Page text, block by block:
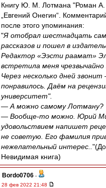
Книгу Ю. М. Лотмана "Роман
„Евгений Онегин“.
после этого упоминания:
"Я отобрал шестнадцать
рассказов и пошел в
Редактор «Ээсти раамат»
встретила меня чрезвычайно
Через несколько дней
понравилось. Даём на
университет".
— А можно самому Лотману?
— Вообще-то можно. Юрий
удовольствием напишет
не советую. Его фамилия
нежелательный интерес..
Невидимая книга)
Bordo0706 -
28 фев 2022 21:48